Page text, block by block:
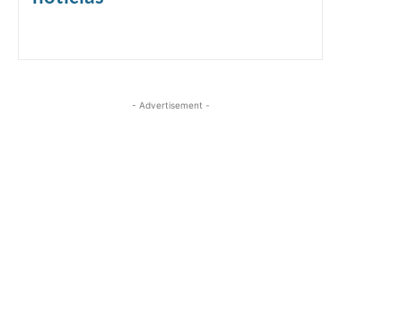
- Advertisement -